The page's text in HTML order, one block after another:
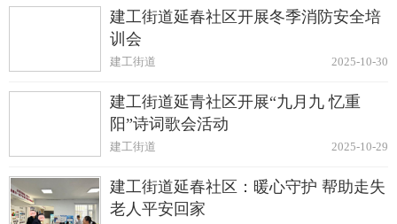
建工街道延春社区开展冬季消防安全培
训会
2025-10-30
建工街道
建工街道延青社区开展“九月九 忆重
阳”诗词歌会活动
2025-10-29
建工街道
建工街道延春社区：暖心守护 帮助走失
老人平安回家